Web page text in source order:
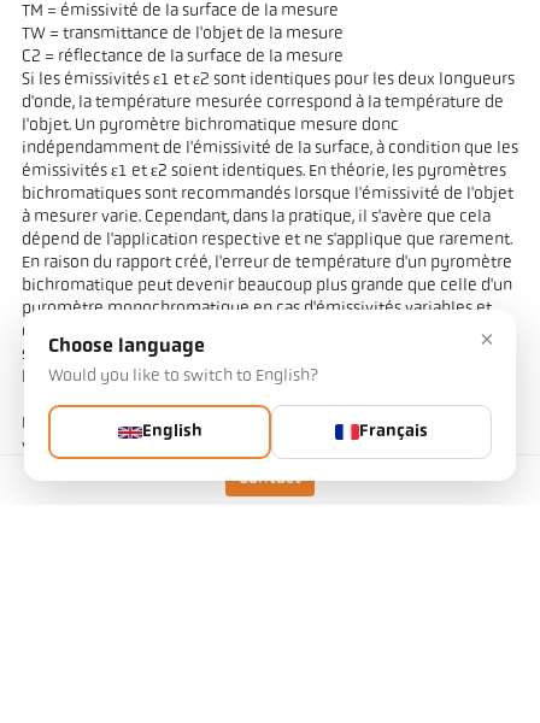
Contact
TM = émissivité de la surface de la mesure
TW = transmittance de l'objet de la mesure
C2 = réflectance de la surface de la mesure
Si les émissivités ε1 et ε2 sont identiques pour les deux longueurs
d'onde, la température mesurée correspond à la température de
l'objet. Un pyromètre bichromatique mesure donc
indépendamment de l'émissivité de la surface, à condition que les
émissivités ε1 et ε2 soient identiques. En théorie, les pyromètres
bichromatiques sont recommandés lorsque l'émissivité de l'objet
à mesurer varie. Cependant, dans la pratique, il s'avère que cela
dépend de l'application respective et ne s'applique que rarement.
En raison du rapport créé, l'erreur de température d'un pyromètre
bichromatique peut devenir beaucoup plus grande que celle d'un
pyromètre monochromatique en cas d'émissivités variables et
différentes des deux longueurs d'onde de mesure. Les métaux et
surtout les métaux de couleur présentent une variation de
l'émissivité dépendant de la longueur d'onde.
En revanche, les pertes de transmission telles que la poussière, la
vapeur ou la fumée provoquent souvent un affaiblissement
pyromètres monochromatiques, la valeur mesurée pour les
×
Choose language
Would you like to switch to English?
English Français